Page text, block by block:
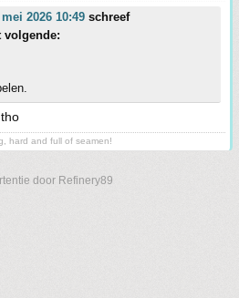
2026 10:49 schreef
volgende:
hard and full of seamen!
door Refinery89